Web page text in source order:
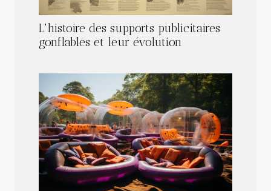
L'histoire des supports publicitaires
gonflables et leur évolution